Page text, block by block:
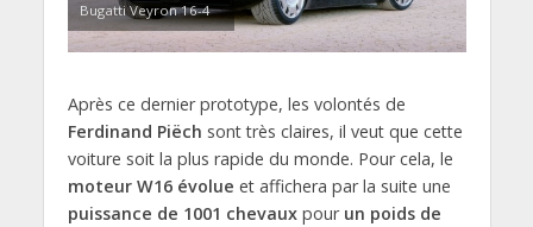
Bugatti Veyron 16-4
Après ce dernier prototype, les volontés de
Ferdinand Piëch sont très claires, il veut que cette
voiture soit la plus rapide du monde. Pour cela, le
moteur W16 évolue et affichera par la suite une
puissance de 1001 chevauxpour un poids de